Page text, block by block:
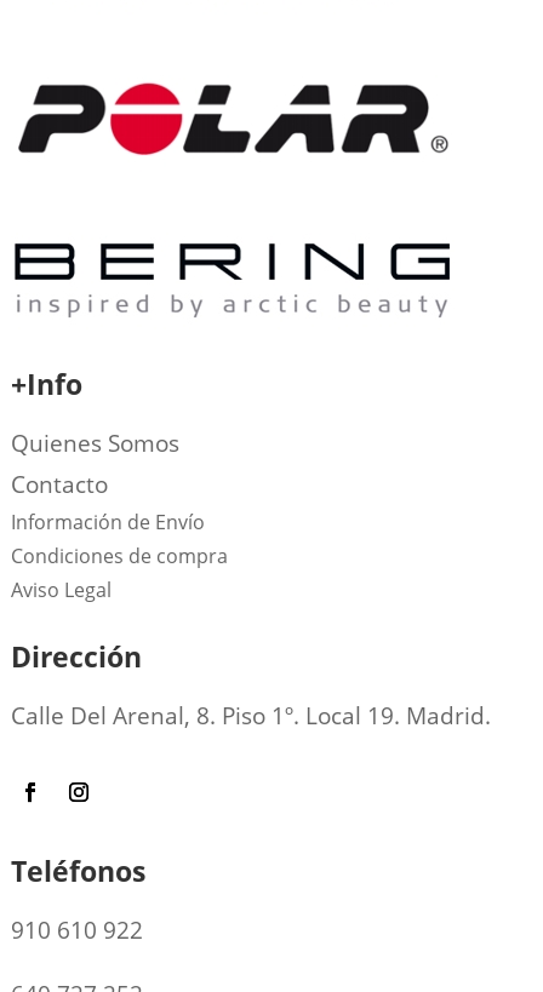
+Info
Quienes Somos
Contacto
Información de Envío
Condiciones de compra
Aviso Legal
Dirección
Calle Del Arenal, 8. Piso 1º. Local 19. Madrid.
Teléfonos
910 610 922